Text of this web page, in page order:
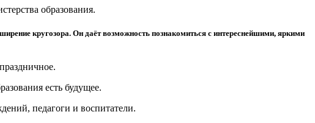
образования.
кругозора. Он даёт возможность познакомиться с интереснейшими, яркими
есть будущее.
педагоги и воспитатели.